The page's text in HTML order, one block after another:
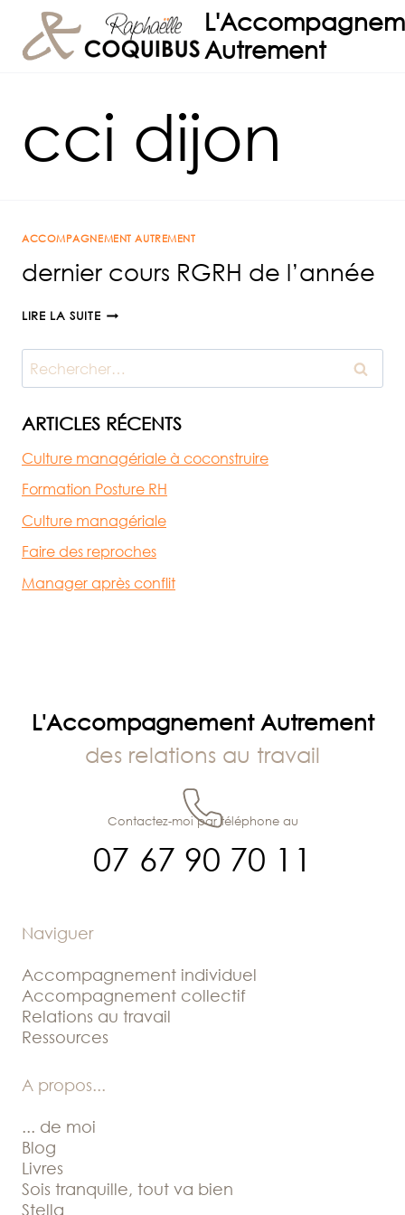
contenu
Autrement
cci dijon
ACCOMPAGNEMENT AUTREMENT
dernier cours RGRH de l’année
LIRE LA SUITEDERNIER
RGRH
DE
Rechercher :
ARTICLES RÉCENTS
Culture managériale à coconstruire
Formation Posture RH
Culture managériale
Faire des reproches
Manager après conflit
L'Accompagnement Autrement
des relations au travail
07 67 90 70 11
Contactez-moi par téléphone au
Naviguer
Accompagnement individuel
Accompagnement collectif
Relations au travail
Ressources
A propos...
... de moi
Blog
Livres
Sois tranquille, tout va bien
Stella